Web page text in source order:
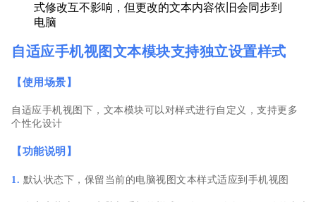
式修改互不影响，但更改的文本内容依旧会同步到
电脑
自适应手机视图文本模块支持独立设置样式
【使用场景】
自适应手机视图下，文本模块可以对样式进行自定义，支持更多
个性化设计
【功能说明 】
1. 默认状态下，保留当前的电脑视图文本样式适应到手机视图